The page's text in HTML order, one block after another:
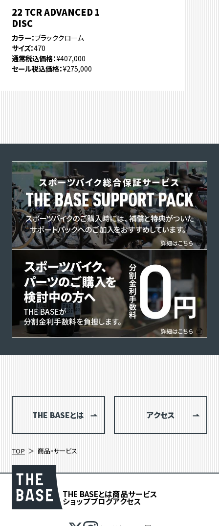
22 TCR ADVANCED 1
DISC
カラー ブラッククローム
サイズ 470
通常税込価格 ¥407,000
セール税込価格 ¥275,000
THE BASEとは アクセス
TOP 商品・サービス
THE BASEとは商品サービス
ショップブログアクセス